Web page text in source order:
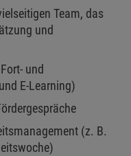
Team, das
und
und
E-Learning)
(z. B.